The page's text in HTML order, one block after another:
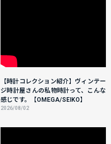
【時計コレクション紹介】ヴィンテー
ジ時計屋さんの私物時計って、こんな
感じです。【OMEGA/SEIKO】
2026/08/02